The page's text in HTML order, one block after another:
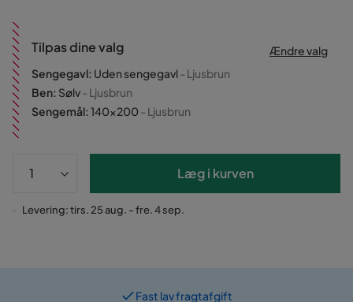
Tilpas dine valg
Ændre valg
Sengegavl: Uden sengegavl- Ljusbrun
Ben: Sølv- Ljusbrun
Sengemål:140x200 - Ljusbrun
Læg i kurven
Levering: tirs. 25 aug. - fre. 4 sep.
Fast lav fragtafgift